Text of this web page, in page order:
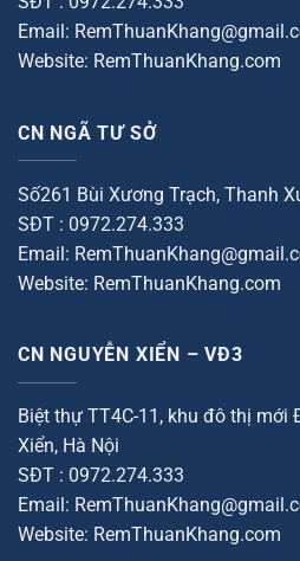
Email:
Website: RemThuanKhang.com
CN NGÃ TƯ SỞ
Số261 Bùi Xương Trạch, Thanh
SĐT : 0972.274.333
Email:
Website: RemThuanKhang.com
CN NGUYỄN XIỂN – VĐ3
Biệt thự TT4C-11, khu đô thị mới
Xiển, Hà Nội
SĐT : 0972.274.333
Email:
Website: RemThuanKhang.com